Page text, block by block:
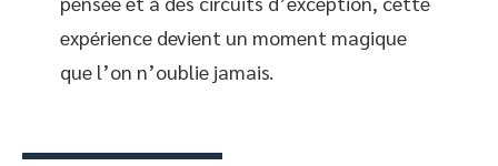
expérience devient un moment magique
que l’on n’oublie jamais.